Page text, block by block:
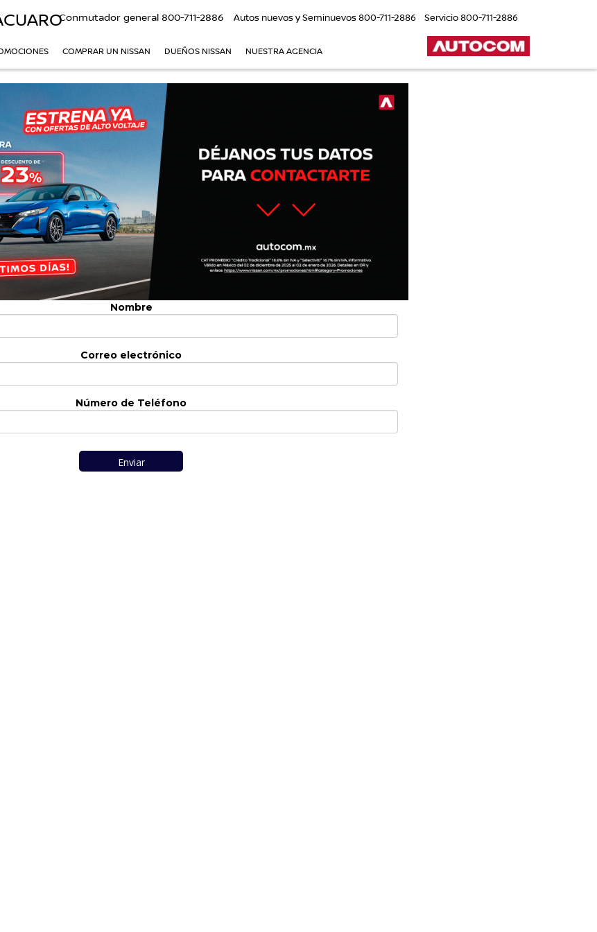
Conmutador general 800-711-2886 Autos nuevos y Seminuevos800-711-2886 Servicio800-711-2886
COMPRAR UN NISSAN DUEÑOS NISSAN NUESTRA AGENCIA